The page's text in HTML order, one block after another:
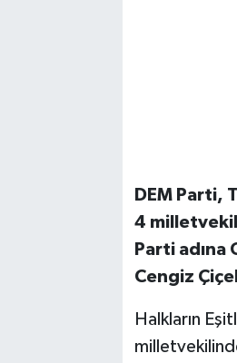
DEM Parti,
4
Parti adına
Cengiz
Halkların